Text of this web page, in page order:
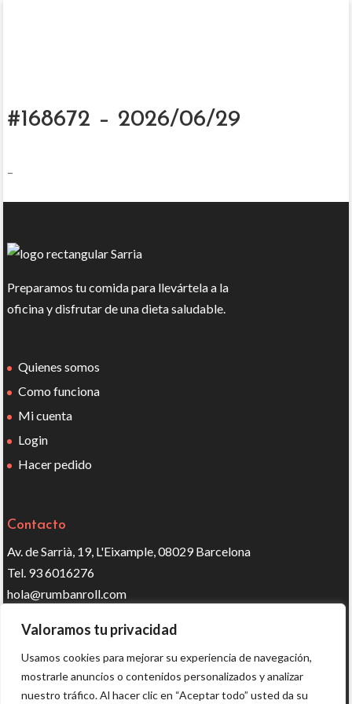
Valoramos tu privacidad
Usamos cookies para mejorar su experiencia de navegación,
mostrarle anuncios o contenidos personalizados y analizar
nuestro tráfico. Al hacer clic en “Aceptar todo” usted da su
#168672 – 2026/06/29
–
Preparamos tu comida para llevártela a la
oficina y disfrutar de una dieta saludable.
Quienes somos
Como funciona
Mi cuenta
Login
Hacer pedido
Contacto
Av. de Sarrià, 19, L'Eixample, 08029 Barcelona
Tel. 93 6016276
hola@rumbanroll.com
Síguenos en redes